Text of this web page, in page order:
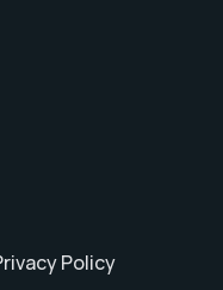
Policy